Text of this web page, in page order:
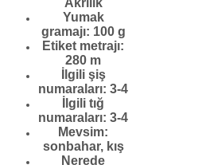
Akrilik
Yumak
gramajı: 100 g
Etiket metrajı:
280 m
İlgili şiş
numaraları: 3-4
İlgili tığ
numaraları: 3-4
Mevsim:
sonbahar, kış
Nerede